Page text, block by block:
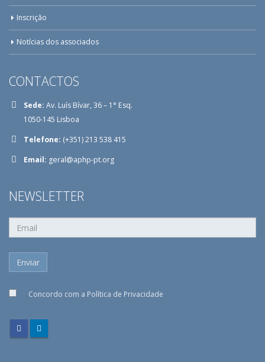
Inscrição
Notícias dos associados
CONTACTOS
Sede: Av. Luís Bívar, 36 – 1° Esq.
1050-145 Lisboa
Telefone: (+351) 213 538 415
Email: geral@aphp-pt.org
NEWSLETTER
Concordo com a Política de Privacidade